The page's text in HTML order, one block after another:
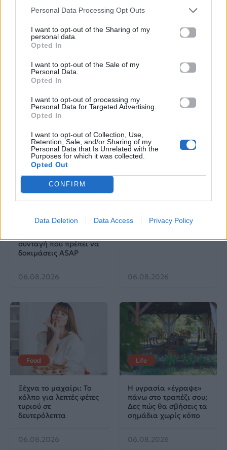
Personal Data Processing Opt Outs
I want to opt-out of the Sharing of my
personal data.
Opted In
I want to opt-out of the Sale of my
Personal Data.
Opted In
I want to opt-out of processing my
Personal Data for Targeted Advertising.
Opted In
I want to opt-out of Collection, Use,
Retention, Sale, and/or Sharing of my
Personal Data that Is Unrelated with the
Purposes for which it was collected.
Opted Out
CONFIRM
Data Deletion Data Access Privacy Policy
με πληροφορίες για
και σημαντικές στιγμές
μουσική σκηνή
Δες επίσης
πρωινό ρόφημα που
καταπολεμά το
συνταγή που πρέπει να
δοκιμάσεις ASAP
06.08.2026
«καίει» τα λεφτά σαν
να μην υπάρχει αύριο
06.08.2026
Food
Ξέχνα το μαχαίρι: Το
κόλπο για λεπτές φέτες
τυριού σε
δευτερόλεπτα
06.08.2026
Life
Η υγρασία «έγραψε»
πάνω στο τραπέζι σου;
Δες πώς θα σβήσεις τα
σημάδια χωρίς κόπο
06.08.2026